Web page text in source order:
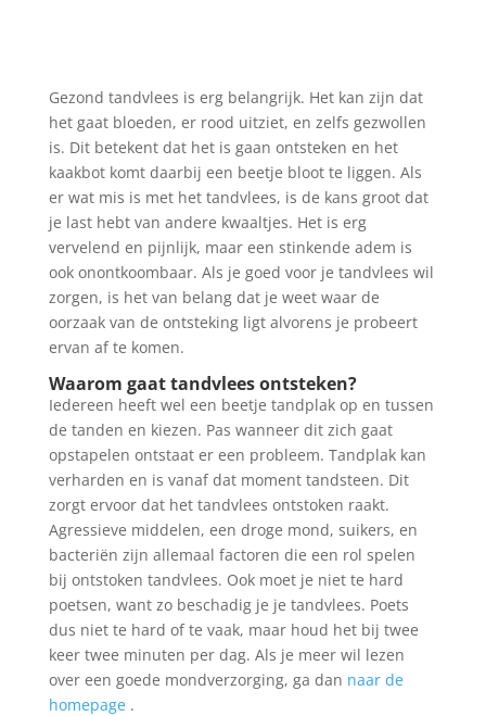
Gezond tandvlees is erg belangrijk. Het kan zijn dat
het gaat bloeden, er rood uitziet, en zelfs gezwollen
is. Dit betekent dat het is gaan ontsteken en het
kaakbot komt daarbij een beetje bloot te liggen. Als
er wat mis is met het tandvlees, is de kans groot dat
je last hebt van andere kwaaltjes. Het is erg
vervelend en pijnlijk, maar een stinkende adem is
ook onontkoombaar. Als je goed voor je tandvlees wil
zorgen, is het van belang dat je weet waar de
oorzaak van de ontsteking ligt alvorens je probeert
ervan af te komen.
Waarom gaat tandvlees ontsteken?
Iedereen heeft wel een beetje tandplak op en tussen
de tanden en kiezen. Pas wanneer dit zich gaat
opstapelen ontstaat er een probleem. Tandplak kan
verharden en is vanaf dat moment tandsteen. Dit
zorgt ervoor dat het tandvlees ontstoken raakt.
Agressieve middelen, een droge mond, suikers, en
bacteriën zijn allemaal factoren die een rol spelen
bij ontstoken tandvlees. Ook moet je niet te hard
poetsen, want zo beschadig je je tandvlees. Poets
dus niet te hard of te vaak, maar houd het bij twee
keer twee minuten per dag. Als je meer wil lezen
over een goede mondverzorging, ga dan naar de
homepage.